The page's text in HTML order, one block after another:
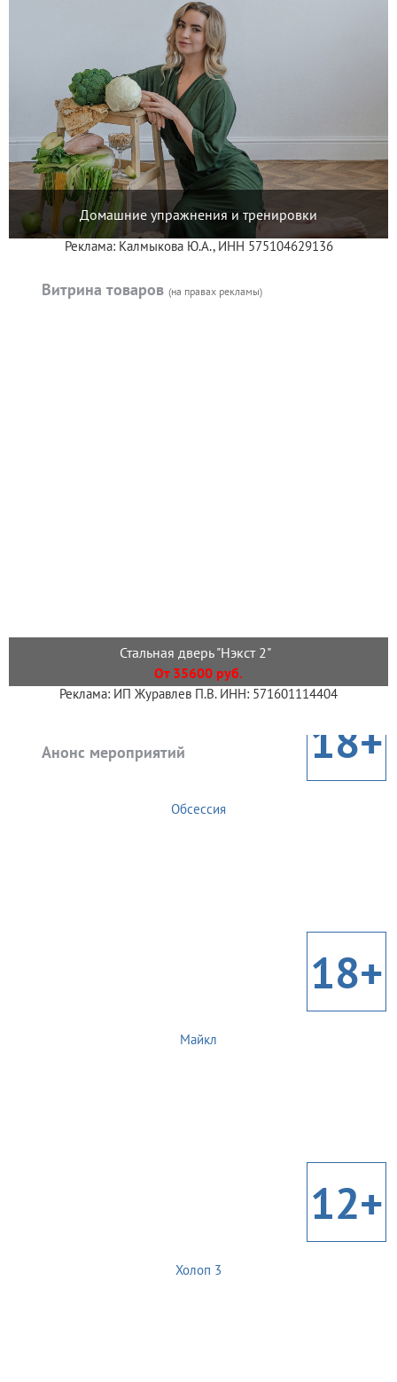
Домашние упражнения и тренировки
Реклама: Калмыкова Ю.А., ИНН 575104629136
Витрина товаров (на правах рекламы)
Стальная дверь "Нэкст 2"
От 35600 руб.
Реклама: ИП Журавлев П.В. ИНН: 571601114404
Анонс мероприятий 18+
Обсессия
18+
Майкл
12+
Холоп 3